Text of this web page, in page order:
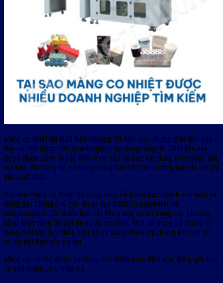
Màng co nhiệt đã xuất hiện khoảng 40 năm nay nhưng phải đến gần
đây nó mới được các doanh nghiệp áp dụng rộng rãi. Chất liệu này
được nhiều công ty săn đón vì nó bảo vệ các vật dụng khỏi nhiệt, ẩm,
bụi bẩn. Nó cũng dễ sử dụng trong hầu hết các trường hợp do chi phí
sản xuất thấp.
Vật liệu màng co được sử dụng rộng rãi trong các ngành sản xuất và
đóng gói. Chúng chủ yếu được tạo thành từ polyester và
polypropylene. Có nhiều loại vật liệu màng co sử dụng các phương
pháp khác nhau để đạt được độ co nhiệt. Một số trong số chúng sử
dụng một lớp duy nhất, một số sử dụng nhiều lớp, trong khi một số
có sự kết hợp của cả hai.
Màng co có thể được sử dụng cho nhiều mục đích như đóng gói, bảo
vệ sản phẩm, phủ máy, v.v.